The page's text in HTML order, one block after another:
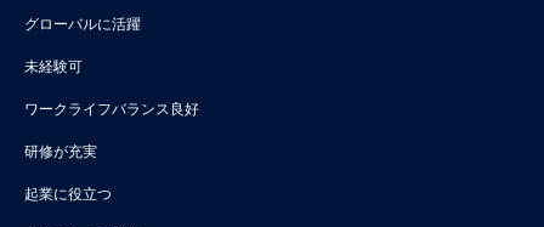
グローバルに活躍
未経験可
ワークライフバランス良好
研修が充実
起業に役立つ